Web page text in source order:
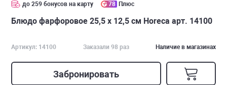
до 259 бонусов на карту 78 Плюс
Блюдо фарфоровое 25,5 х 12,5 см Horeca арт. 14100
Артикул: 14100 Заказали 98 раз Наличие в магазинах
Забронировать